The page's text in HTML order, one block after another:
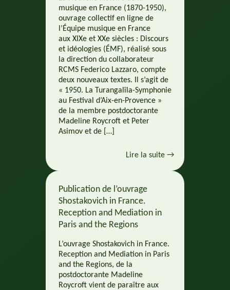
musique en France (1870-1950),
ouvrage collectif en ligne de
l’Équipe musique en France
aux XIXe et XXe siècles : Discours
et idéologies (ÉMF), réalisé sous
la direction du collaborateur
RCMS Federico Lazzaro, compte
deux nouveaux textes. Il s’agit de
« 1950. La Turangalîla-Symphonie
au Festival d’Aix-en-Provence »
de la membre postdoctorante
Madeline Roycroft et Peter
Asimov et de […]
Lire la suite →
Publication de l’ouvrage
Shostakovich in France.
Reception and Mediation in
Paris and the Regions
L’ouvrage Shostakovich in France.
Reception and Mediation in Paris
and the Regions, de la
postdoctorante Madeline
Roycroft vient de paraître aux